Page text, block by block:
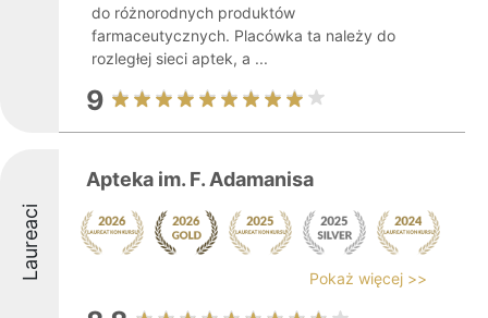
do różnorodnych produktów
farmaceutycznych. Placówka ta należy do
rozległej sieci aptek, a ...
9
Laureaci
Apteka im. F. Adamanisa
Pokaż więcej >>